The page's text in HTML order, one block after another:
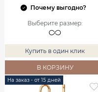
Почему выгодно?
Выберите размер:
Купить в один клик
В КОРЗИНУ
На заказ - от 15 дней